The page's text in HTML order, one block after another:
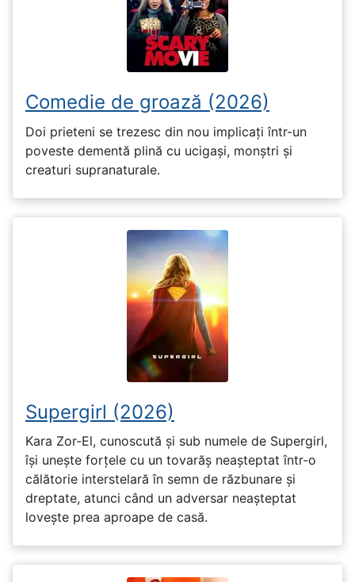
Comedie de groază (2026)
Doi prieteni se trezesc din nou implicați într-un
poveste dementă plină cu ucigași, monștri și
creaturi supranaturale.
Supergirl (2026)
Kara Zor-El, cunoscută și sub numele de Supergirl,
își unește forțele cu un tovarăș neașteptat într-o
călătorie interstelară în semn de răzbunare și
dreptate, atunci când un adversar neașteptat
lovește prea aproape de casă.